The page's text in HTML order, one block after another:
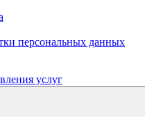
персональных данных
услуг